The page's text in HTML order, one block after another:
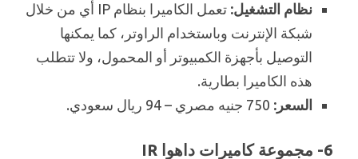
نظام التشغيل:
تعمل الكاميرا بنظام IP أي من خلال
شبكة الإنترنت وباستخدام الراوتر، كما يمكنها
التوصيل بأجهزة الكمبيوتر أو المحمول، ولا تتطلب
هذه الكاميرا بطارية.
السعر:
6- مجموعة كاميرات داهوا IR